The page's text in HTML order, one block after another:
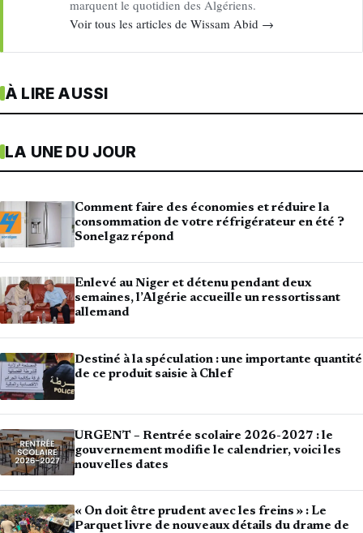
marquent le quotidien des Algériens.
Voir tous les articles de Wissam Abid →
À LIRE AUSSI
LA UNE DU JOUR
Comment faire des économies et réduire la
consommation de votre réfrigérateur en été ?
Sonelgaz répond
Enlevé au Niger et détenu pendant deux
semaines, l’Algérie accueille un ressortissant
allemand
Destiné à la spéculation : une importante quantité
de ce produit saisie à Chlef
URGENT – Rentrée scolaire 2026-2027 : le
gouvernement modifie le calendrier, voici les
nouvelles dates
« On doit être prudent avec les freins » : Le
Parquet livre de nouveaux détails du drame de